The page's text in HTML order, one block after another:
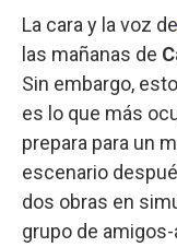
La cara y la voz de
las mañanas de
Sin embargo,
es lo que más
prepara para un
escenario
dos obras en
grupo de